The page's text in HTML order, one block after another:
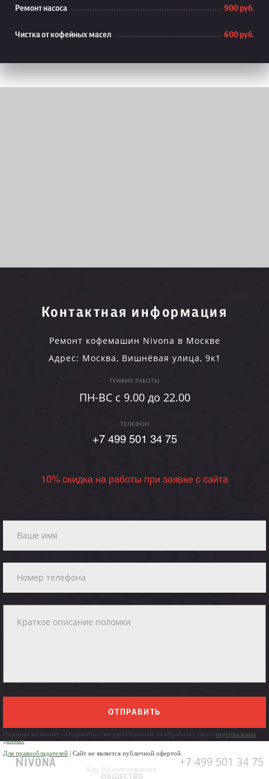
Ремонт насоса 900 руб.
Чистка от кофейных масел 600 руб.
Контактная информация
Ремонт кофемашин Nivona в Москве
Адрес: Москва, Вишнёвая улица, 9к1
ГРАФИК РАБОТЫ
ПН-ВC c 9.00 до 22.00
ТЕЛЕФОН
+7 499 501 34 75
10% скидка на работы при заявке с сайта
ОТПРАВИТЬ
Нажимая на кнопку «Отправить», вы даете согласие на обработку своих персональных
данных
Для правообладателей | Сайт не является публичной офертой.
+7 499 501 34 75
Юр. Наименование:
ОБЩЕСТВО